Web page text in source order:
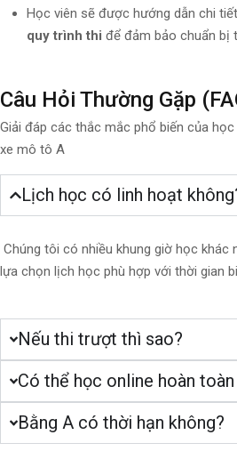
Học viên sẽ được hướng dẫn chi
quy trình thi để đảm bảo chuẩn bị
Câu Hỏi Thường Gặp
Giải đáp các thắc mắc phổ biến của
xe mô tô A
Lịch học có linh hoạt
Chúng tôi có nhiều khung giờ học khác
lựa chọn lịch học phù hợp với thời gian
Nếu thi trượt thì sao?
Có thể học online hoàn
Bằng A có thời hạn không?